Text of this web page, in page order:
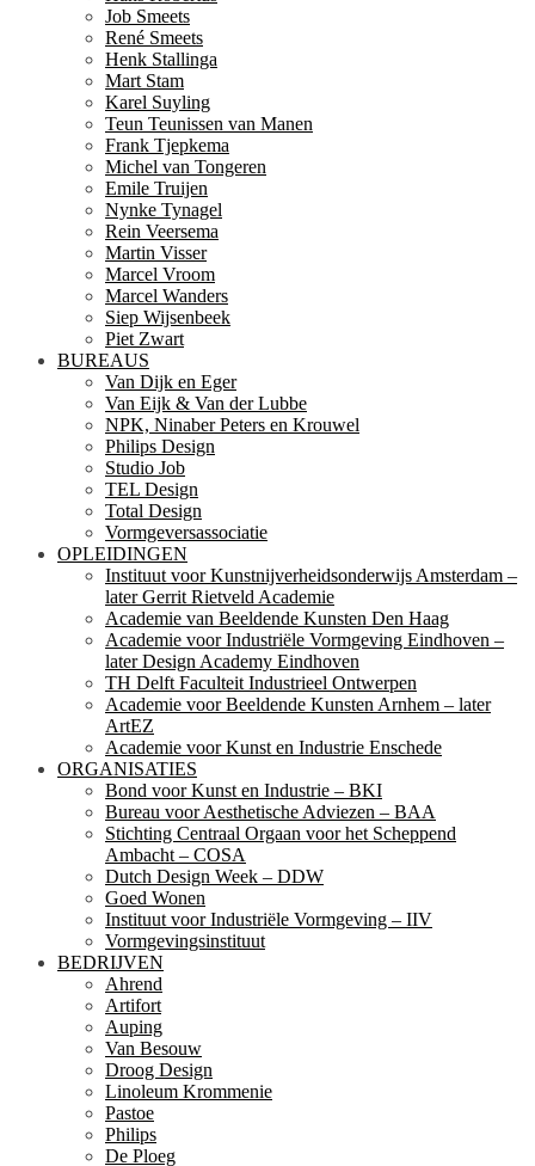
Job Smeets
René Smeets
Henk Stallinga
Mart Stam
Karel Suyling
Teun Teunissen van Manen
Frank Tjepkema
Michel van Tongeren
Emile Truijen
Nynke Tynagel
Rein Veersema
Martin Visser
Marcel Vroom
Marcel Wanders
Siep Wijsenbeek
Piet Zwart
BUREAUS
Van Dijk en Eger
Van Eijk & Van der Lubbe
NPK, Ninaber Peters en Krouwel
Philips Design
Studio Job
TEL Design
Total Design
Vormgeversassociatie
OPLEIDINGEN
Instituut voor Kunstnijverheidsonderwijs Amsterdam –
later Gerrit Rietveld Academie
Academie van Beeldende Kunsten Den Haag
Academie voor Industriële Vormgeving Eindhoven –
later Design Academy Eindhoven
TH Delft Faculteit Industrieel Ontwerpen
Academie voor Beeldende Kunsten Arnhem – later
ArtEZ
Academie voor Kunst en Industrie Enschede
ORGANISATIES
Bond voor Kunst en Industrie – BKI
Bureau voor Aesthetische Adviezen – BAA
Stichting Centraal Orgaan voor het Scheppend
Ambacht – COSA
Dutch Design Week – DDW
Goed Wonen
Instituut voor Industriële Vormgeving – IIV
Vormgevingsinstituut
BEDRIJVEN
Ahrend
Artifort
Auping
Van Besouw
Droog Design
Linoleum Krommenie
Pastoe
Philips
De Ploeg